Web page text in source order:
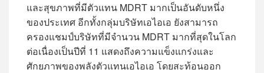
และสุขภาพที่มีตัวแทน MDRT มากเป็นอันดับหนึ่ง
ของประเทศ อีกทั้งกลุ่มบริษัทเอไอเอ ยังสามารถ
ครองแชมป์บริษัทที่มีจำนวน MDRT มากที่สุดในโลก
ต่อเนื่องเป็นปีที่ 11 แสดงถึงความแข็งแกร่งและ
ศักยภาพของพลังตัวแทนเอไอเอ โดยสะท้อนออก